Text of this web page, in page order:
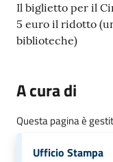
Il biglietto per il
5 euro il ridotto
biblioteche)
A cura di
Questa pagina è
Ufficio Stampa